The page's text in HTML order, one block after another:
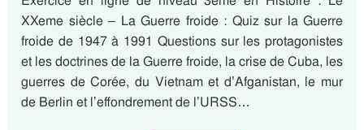
XXeme siècle – La Guerre froide : Quiz sur la Guerre
froide de 1947 à 1991 Questions sur les protagonistes
et les doctrines de la Guerre froide, la crise de Cuba, les
guerres de Corée, du Vietnam et d’Afganistan, le mur
de Berlin et l’effondrement de l’URSS…